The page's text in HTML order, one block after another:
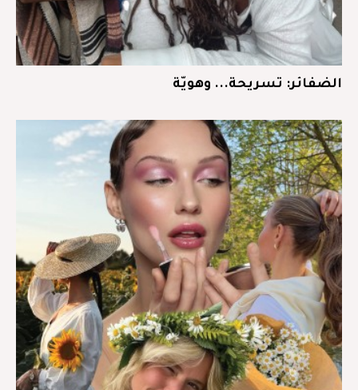
الضفائر: تسريحة... وهويّة